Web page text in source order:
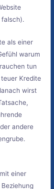
als einer
warum
tun
Kredite
wirst
andere
einer